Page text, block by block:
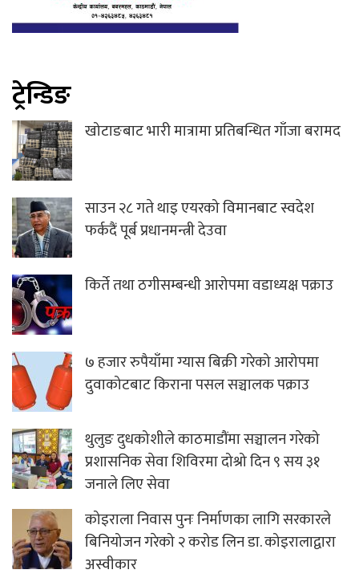
ट्रेन्डिङ
खोटाङबाट भारी मात्रामा प्रतिबन्धित गाँजा बरामद
साउन २८ गते थाइ एयरको विमानबाट स्वदेश
फर्कदैं पूर्ब प्रधानमन्त्री देउवा
किर्ते तथा ठगीसम्बन्धी आरोपमा वडाध्यक्ष पक्राउ
७ हजार रुपैयाँमा ग्यास बिक्री गरेको आरोपमा
दुवाकोटबाट किराना पसल सञ्चालक पक्राउ
थुलुङ दुधकोशीले काठमाडौंमा सञ्चालन गरेको
प्रशासनिक सेवा शिविरमा दोश्रो दिन ९ सय ३१
जनाले लिए सेवा
कोइराला निवास पुनः निर्माणका लागि सरकारले
बिनियोजन गरेको २ करोड लिन डा. कोइरालाद्वारा
अस्वीकार